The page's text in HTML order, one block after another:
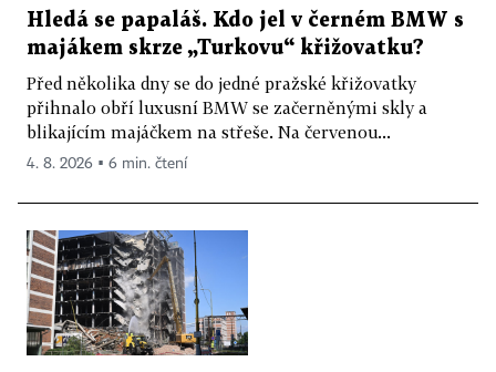
Hledá se papaláš. Kdo jel v černém BMW s
majákem skrze „Turkovu“ křižovatku?
Před několika dny se do jedné pražské křižovatky
přihnalo obří luxusní BMW se začerněnými skly a
blikajícím majáčkem na střeše. Na červenou...
4. 8. 2026 ▪ 6 min. čtení